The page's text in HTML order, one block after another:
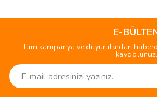
Yorum Yaz
kullanarak tarafımıza iletebilirsiniz.
Görüş ve önerileriniz için teşekkür
Ürün açıklamasında eksik bilgiler
Ürün bilgilerinde hatalar
E-
Tüm kampanya ve duyurulardan
kaydolunuz.